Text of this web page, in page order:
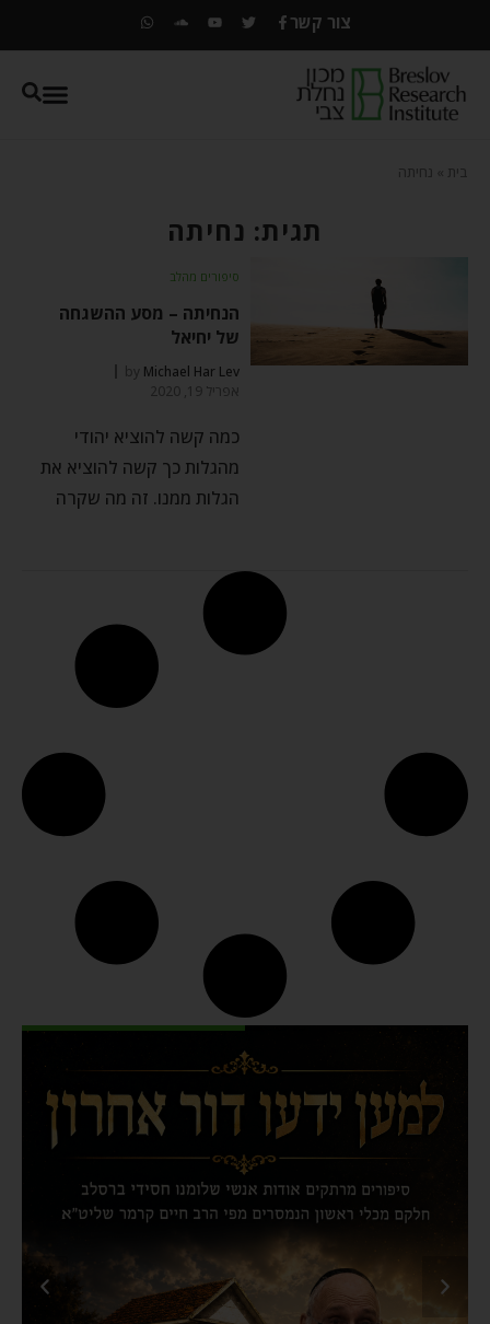
צור קשר
בית נחיתה
תגית: נחיתה
סיפורים מהלב
הנחיתה – מסע ההשגחה
של יחיאל
by Michael Har Lev
אפריל 19, 2020
כמה קשה להוציא יהודי
מהגלות כך קשה להוציא את
הגלות ממנו. זה מה שקרה